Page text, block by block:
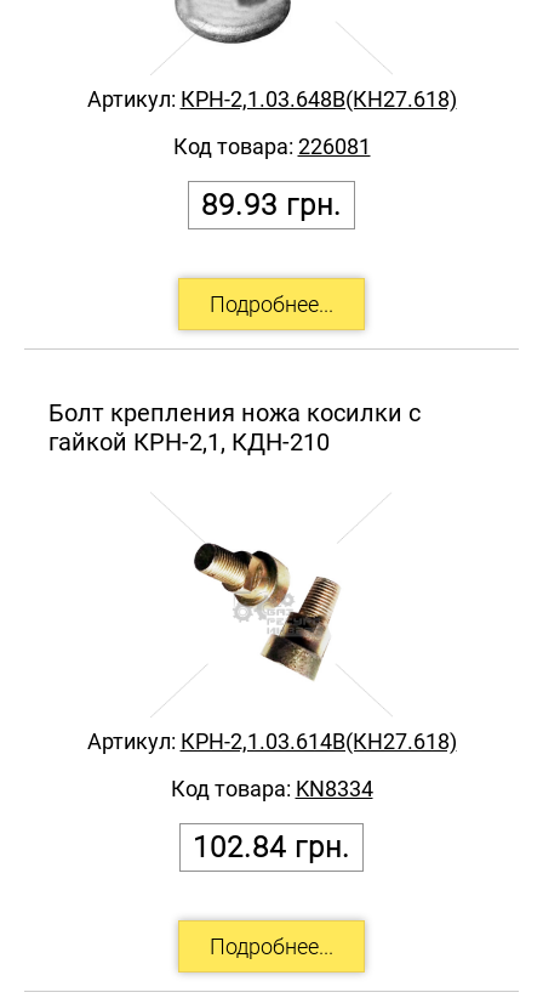
89.93 грн.
Артикул: КРН-2,1.03.648В(КН27.618)
Код товара: 226081
Болт крепления ножа косилки с
гайкой КРН-2,1, КДН-210
102.84 грн.
Артикул: КРН-2,1.03.614В(КН27.618)
Код товара: KN8334